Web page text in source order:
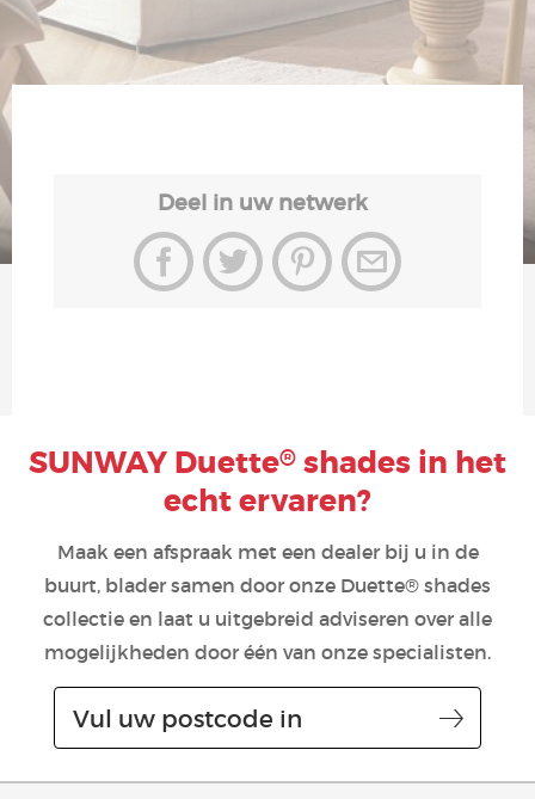
Deel in uw netwerk
SUNWAY Duette® shades in het
echt ervaren?
Maak een afspraak met een dealer bij u in de
buurt, blader samen door onze Duette® shades
collectie en laat u uitgebreid adviseren over alle
mogelijkheden door één van onze specialisten.